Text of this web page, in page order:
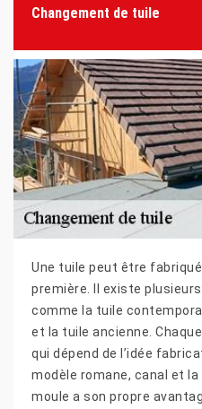
Changement de tuile
Une tuile peut être
première. Il existe
comme la tuile
et la tuile ancienne.
qui dépend de l’idée
modèle romane, canal et
moule a son propre